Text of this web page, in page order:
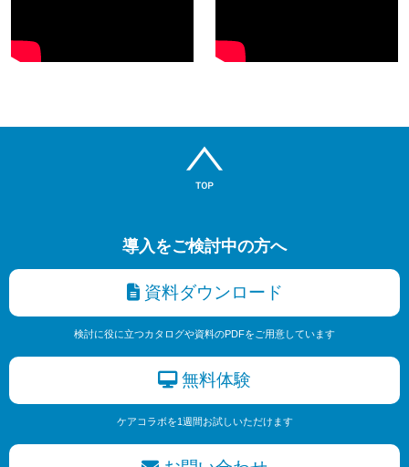
導入をご検討中の方へ
資料ダウンロード
検討に役に立つカタログや資料のPDFをご用意しています
無料体験
ケアコラボを1週間お試しいただけます